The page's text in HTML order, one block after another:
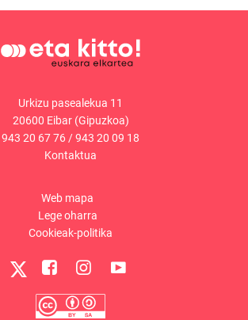
Urkizu pasealekua 11
20600 Eibar (Gipuzkoa)
943 20 67 76/943 20 09 18
Kontaktua
Web mapa
Lege oharra
Cookieak-politika